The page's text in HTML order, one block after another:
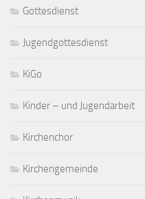
Gottesdienst
Jugendgottesdienst
KiGo
Kinder – und Jugendarbeit
Kirchenchor
Kirchengemeinde